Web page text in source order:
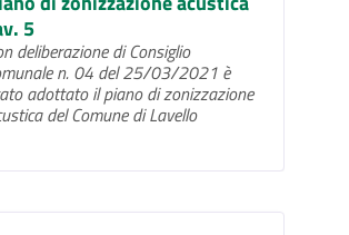
5
deliberazione di Consiglio
n. 04 del 25/03/2021 è
adottato il piano di zonizzazione
del Comune di Lavello